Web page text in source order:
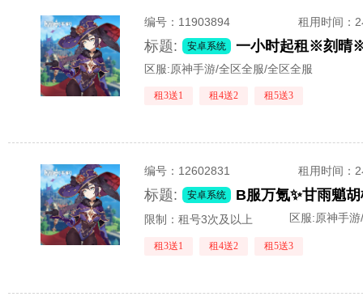
编号： 11903894 租用时间 ：
标题: 安卓系统 一小时起租※刻
区服:原神手游/全区全服/全区全服
租3送1 租4送2 租5送3
编号： 12602831 租用时间 ：
标题: 安卓系统 B服万氪✨甘雨魈
限制：租号3次及以上 区服:原神手
租3送1 租4送2 租5送3